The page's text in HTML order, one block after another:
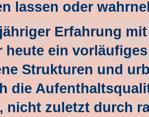
lassen oder
Erfahrung
heute ein
Strukturen und
die
nicht zuletzt durch